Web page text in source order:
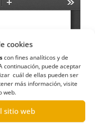
cookies
con fines analíticos y de
continuación, puede aceptar
cuál de ellas pueden ser
más información, visite
web.
sitio web